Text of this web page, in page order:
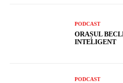
PODCAST
ORAȘUL
INTELIGENT
PODCAST